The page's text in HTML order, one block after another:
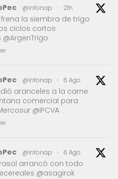
@infonap · 21h
la siembra de trigo
ciclos cortos
@infonap · 6 Ago
aranceles a la carne
comercial para
@IPCVA
@infonap · 6 Ago
arrancó con todo
@asagirok